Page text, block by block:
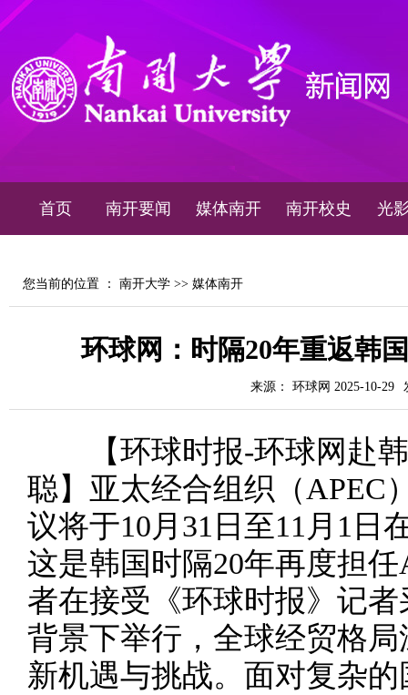
首页 南开要闻 媒体南开 南开校史 光
您当前的位置 ： 南开大学 >> 媒体南开
环球网：时隔20年重返韩
来源： 环球网 2025-10-29
【环球时报-环球网赴韩
聪】亚太经合组织（APEC
议将于10月31日至11月1日
这是韩国时隔20年再度担
者在接受《环球时报》记
背景下举行，全球经贸格
新机遇与挑战。面对复杂